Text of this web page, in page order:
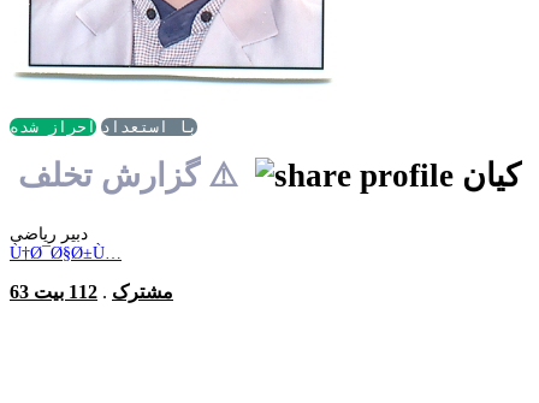
با استعداد احراز شده
کیان ⚠️ گزارش تخلف
دبیر ریاضی
Ù†Ø¯Ø§Ø±Ù…
63 مشترک . 112 بیت